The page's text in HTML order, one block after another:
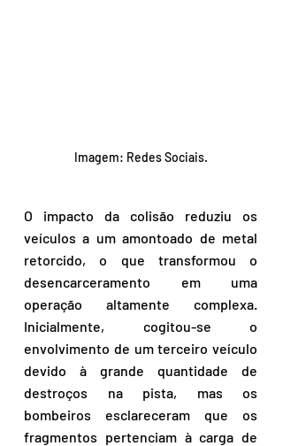
Imagem: Redes Sociais.
O impacto da colisão reduziu os
veículos a um amontoado de metal
retorcido, o que transformou o
desencarceramento em uma
operação altamente complexa.
Inicialmente, cogitou-se o
envolvimento de um terceiro veículo
devido à grande quantidade de
destroços na pista, mas os
bombeiros esclareceram que os
fragmentos pertenciam à carga de